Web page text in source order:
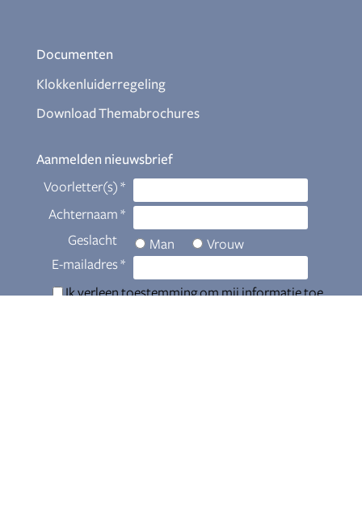
Documenten
Klokkenluiderregeling
Download Themabrochures
Aanmelden nieuwsbrief